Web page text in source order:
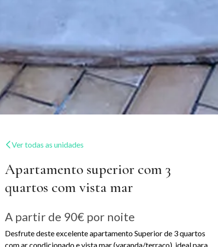
Ver todas as unidades
Apartamento superior com 3
quartos com vista mar
A partir de 90€ por noite
Desfrute deste excelente apartamento Superior de 3 quartos
com ar condicionado e vista mar (varanda/terraço), ideal para